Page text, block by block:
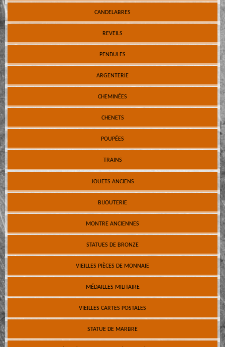
CANDELABRES
REVEILS
PENDULES
ARGENTERIE
CHEMINÉES
CHENETS
POUPÉES
TRAINS
JOUETS ANCIENS
BIJOUTERIE
MONTRE ANCIENNES
STATUES DE BRONZE
VIEILLES PIÈCES DE MONNAIE
MÉDAILLES MILITAIRE
VIEILLES CARTES POSTALES
STATUE DE MARBRE